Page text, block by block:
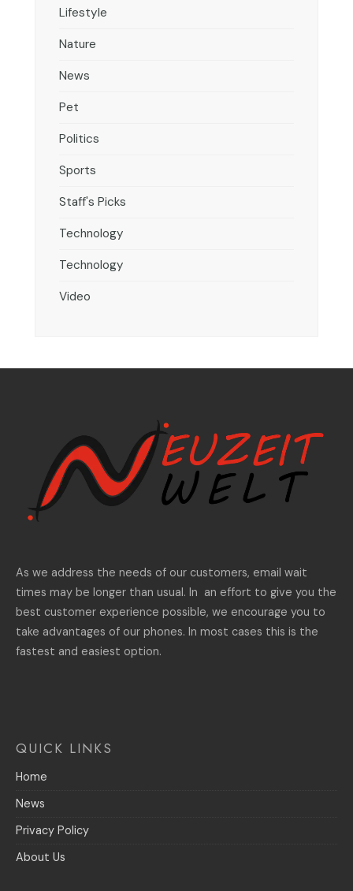
Lifestyle
Nature
News
Pet
Politics
Sports
Staff's Picks
Technology
Technology
Video
As we address the needs of our customers, email wait
times may be longer than usual. In an effort to give you the
best customer experience possible, we encourage you to
take advantages of our phones. In most cases this is the
fastest and easiest option.
QUICK LINKS
Home
News
Privacy Policy
About Us